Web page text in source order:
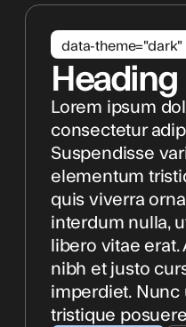
data-theme="dark"
Heading
Lorem ipsum
consectetur
Suspendisse
elementum
quis viverra
interdum nulla,
libero vitae
nibh et justo
imperdiet. Nunc
tristique